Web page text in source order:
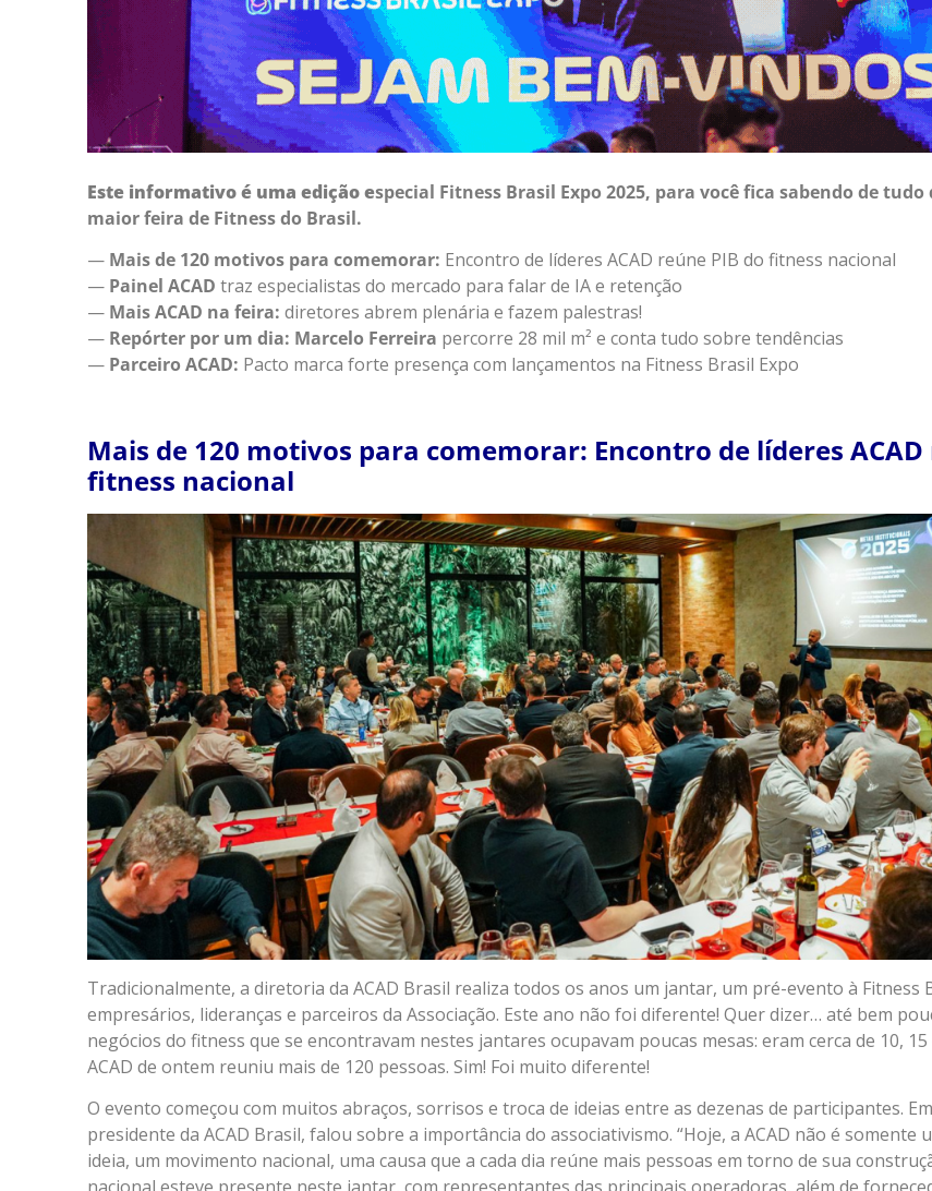
Este informativo é uma edição especial Fitness Brasil Expo 2025, para você fica sabendo de
maior feira de Fitness do Brasil.
— Mais de 120 motivos para comemorar: Encontro de líderes ACAD reúne PIB do fitness nacional
— Painel ACAD traz especialistas do mercado para falar de IA e retenção
— Mais ACAD na feira: diretores abrem plenária e fazem palestras!
— Repórter por um dia: Marcelo Ferreira percorre 28 mil m² e conta tudo sobre tendências
— Parceiro ACAD: Pacto marca forte presença com lançamentos na Fitness Brasil Expo
Mais de 120 motivos para comemorar: Encontro de líderes ACAD
fitness nacional
Tradicionalmente, a diretoria da ACAD Brasil realiza todos os anos um jantar, um pré-evento à Fitness
empresários, lideranças e parceiros da Associação. Este ano não foi diferente! Quer dizer… até bem
negócios do fitness que se encontravam nestes jantares ocupavam poucas mesas: eram cerca de 10,
ACAD de ontem reuniu mais de 120 pessoas. Sim! Foi muito diferente!
O evento começou com muitos abraços, sorrisos e troca de ideias entre as dezenas de participantes.
presidente da ACAD Brasil, falou sobre a importância do associativismo. “Hoje, a ACAD não é somente
ideia, um movimento nacional, uma causa que a cada dia reúne mais pessoas em torno de sua